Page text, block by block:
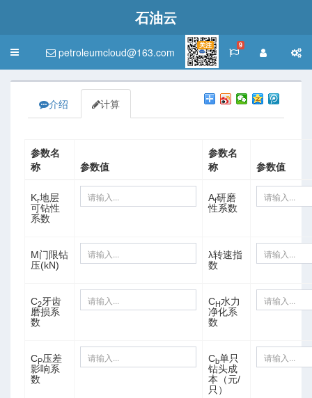
石油云
Toggle
petroleumcloud@163.com
关注 9
介绍 计算
参数名
称
参数值
参数名
称
参数值
Kr地层
可钻性
系数
Af研磨
性系数
M门限钻
压(kN)
λ转速指
数
C2牙齿
磨损系
数
CH水力
净化系
数
CP压差
影响系
数
Cb单只
钻头成
本（元/
只）